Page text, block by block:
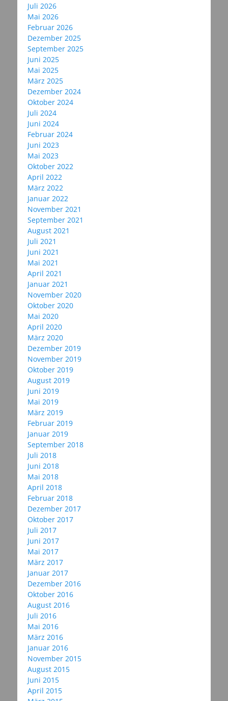
Juli 2026
Mai 2026
Februar 2026
Dezember 2025
September 2025
Juni 2025
Mai 2025
März 2025
Dezember 2024
Oktober 2024
Juli 2024
Juni 2024
Februar 2024
Juni 2023
Mai 2023
Oktober 2022
April 2022
März 2022
Januar 2022
November 2021
September 2021
August 2021
Juli 2021
Juni 2021
Mai 2021
April 2021
Januar 2021
November 2020
Oktober 2020
Mai 2020
April 2020
März 2020
Dezember 2019
November 2019
Oktober 2019
August 2019
Juni 2019
Mai 2019
März 2019
Februar 2019
Januar 2019
September 2018
Juli 2018
Juni 2018
Mai 2018
April 2018
Februar 2018
Dezember 2017
Oktober 2017
Juli 2017
Juni 2017
Mai 2017
März 2017
Januar 2017
Dezember 2016
Oktober 2016
August 2016
Juli 2016
Mai 2016
März 2016
Januar 2016
November 2015
August 2015
Juni 2015
April 2015